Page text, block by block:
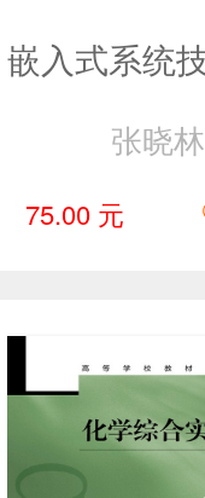
张晓林
75.00 元